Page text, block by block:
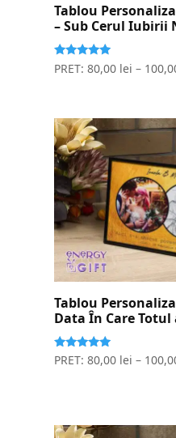
Tablou
– Sub Cerul Iubirii
Evaluat la
5.00
PRET:80,00 lei –
Tablou
Data În Care
Evaluat la
5.00
PRET:80,00 lei –